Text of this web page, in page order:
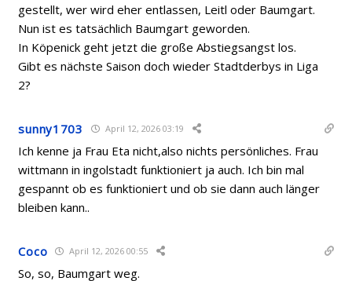
gestellt, wer wird eher entlassen, Leitl oder Baumgart.
Nun ist es tatsächlich Baumgart geworden.
In Köpenick geht jetzt die große Abstiegsangst los.
Gibt es nächste Saison doch wieder Stadtderbys in Liga
2?
sunny1703 April 12, 2026 03:19
Ich kenne ja Frau Eta nicht,also nichts persönliches. Frau
wittmann in ingolstadt funktioniert ja auch. Ich bin mal
gespannt ob es funktioniert und ob sie dann auch länger
bleiben kann..
Coco April 12, 2026 00:55
So, so, Baumgart weg.